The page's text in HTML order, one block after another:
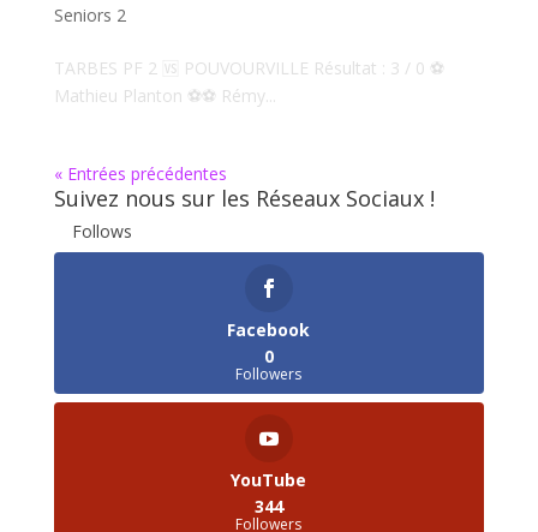
Seniors 2
TARBES PF 2 🆚 POUVOURVILLE Résultat : 3 / 0 ⚽️
Mathieu Planton ⚽️⚽️ Rémy...
« Entrées précédentes
Suivez nous sur les Réseaux Sociaux !
Follows
Facebook
0
Followers
YouTube
344
Followers